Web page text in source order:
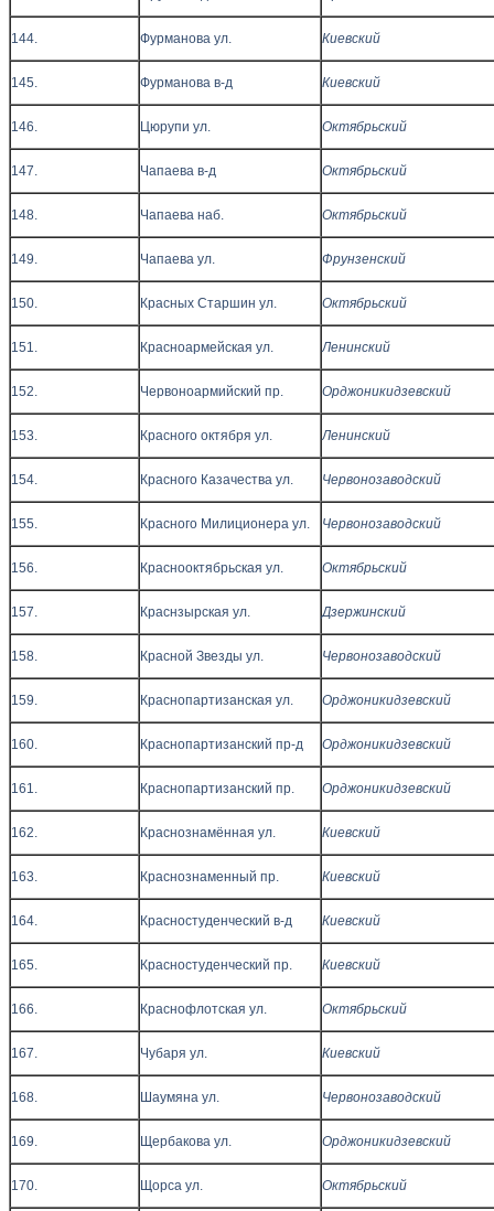
144. Фурманова ул. Киевский
145. Фурманова в-д Киевский
146. Цюрупи ул. Октябрьский
147. Чапаева в-д Октябрьский
148. Чапаева наб. Октябрьский
149. Чапаева ул. Фрунзенский
150. Красных Старшин ул. Октябрьский
151. Красноармейская ул. Ленинский
152. Червоноармийский пр. Орджоникидзевский
153. Красного октября ул. Ленинский
154. Красного Казачества ул. Червонозаводский
155. Красного Милиционера ул. Червонозаводский
156. Краснооктябрьская ул. Октябрьский
157. Краснзырская ул. Дзержинский
158. Красной Звезды ул. Червонозаводский
159. Краснопартизанская ул. Орджоникидзевский
160. Краснопартизанский пр-д Орджоникидзевский
161. Краснопартизанский пр. Орджоникидзевский
162. Краснознамённая ул. Киевский
163. Краснознаменный пр. Киевский
164. Красностуденческий в-д Киевский
165. Красностуденческий пр. Киевский
166. Краснофлотская ул. Октябрьский
167. Чубаря ул. Киевский
168. Шаумяна ул. Червонозаводский
169. Щербакова ул. Орджоникидзевский
170. Щорса ул. Октябрьский